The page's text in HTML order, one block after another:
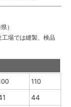
）
場では縫製、検品
110
44